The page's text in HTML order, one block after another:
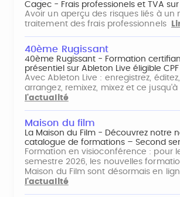
Cagec - Frais professionels et TVA
Avoir un aperçu des risques liés à un
traitement des frais professionnels
40ème Rugissant
40ème Rugissant - Formation
présentiel sur Ableton Live éligible CPF
Avec Ableton Live : enregistrez,
arrangez, remixez, mixez et ce
l'actualité
Maison du film
La Maison du Film - Découvrez notre
catalogue de formations – Second
Formation en visioconférence : pour
semestre 2026, les nouvelles
Maison du Film sont désormais en
l'actualité